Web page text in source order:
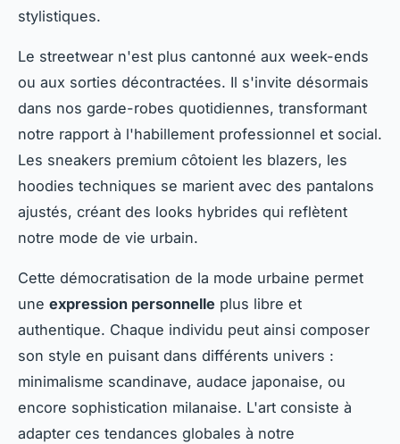
stylistiques.
Le streetwear n'est plus cantonné aux week-ends
ou aux sorties décontractées. Il s'invite désormais
dans nos garde-robes quotidiennes, transformant
notre rapport à l'habillement professionnel et social.
Les sneakers premium côtoient les blazers, les
hoodies techniques se marient avec des pantalons
ajustés, créant des looks hybrides qui reflètent
notre mode de vie urbain.
Cette démocratisation de la mode urbaine permet
une expression personnelle plus libre et
authentique. Chaque individu peut ainsi composer
son style en puisant dans différents univers :
minimalisme scandinave, audace japonaise, ou
encore sophistication milanaise. L'art consiste à
adapter ces tendances globales à notre